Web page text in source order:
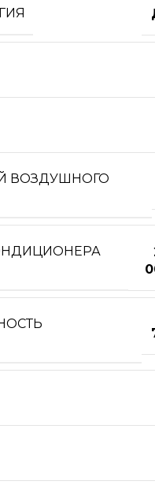
ВОЗДУШНОГО